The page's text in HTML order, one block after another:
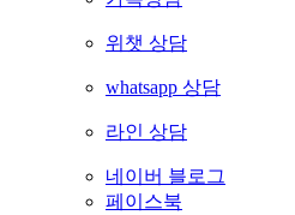
위챗 상담
whatsapp 상담
라인 상담
네이버 블로그
페이스북